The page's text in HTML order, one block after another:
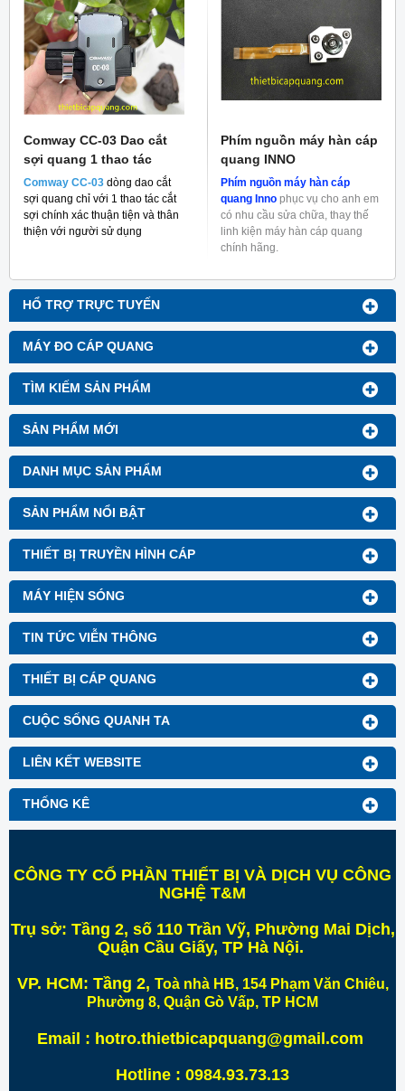
HỔ TRỢ TRỰC TUYẾN
MÁY ĐO CÁP QUANG
TÌM KIẾM SẢN PHẨM
SẢN PHẨM MỚI
DANH MỤC SẢN PHẨM
SẢN PHẨM NỔI BẬT
THIẾT BỊ TRUYỀN HÌNH CÁP
MÁY HIỆN SÓNG
TIN TỨC VIỄN THÔNG
THIẾT BỊ CÁP QUANG
CUỘC SỐNG QUANH TA
LIÊN KẾT WEBSITE
THỐNG KÊ
Comway CC-03 Dao cắt
sợi quang 1 thao tác
Comway CC-03 dòng dao cắt
sợi quang chỉ với 1 thao tác cắt
sợi chính xác thuận tiện và thân
thiện với người sử dụng
Phím nguồn máy hàn cáp
quang INNO
Phím nguồn máy hàn cáp
quang Inno phục vụ cho anh em
có nhu cầu sửa chữa, thay thế
linh kiện máy hàn cáp quang
chính hãng.
CÔNG TY CỔ PHẦN THIẾT BỊ VÀ DỊCH VỤ CÔNG
NGHỆ T&M
Trụ sở: Tầng 2, số 110 Trần Vỹ, Phường Mai Dịch,
Quận Cầu Giấy, TP Hà Nội.
VP. HCM: Tầng 2, Toà nhà HB, 154 Phạm Văn Chiêu,
Phường 8, Quận Gò Vấp, TP HCM
Email : hotro.thietbicapquang@gmail.com
Hotline : 0984.93.73.13